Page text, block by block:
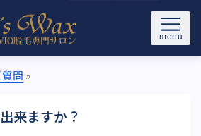
ラジリアンワック
ロン Queen's
クス＆光VIO脱毛サロンQueen’s Wax(ク
新宿/池袋/恵比寿駅から徒歩5分以内
問 »
来ますか？